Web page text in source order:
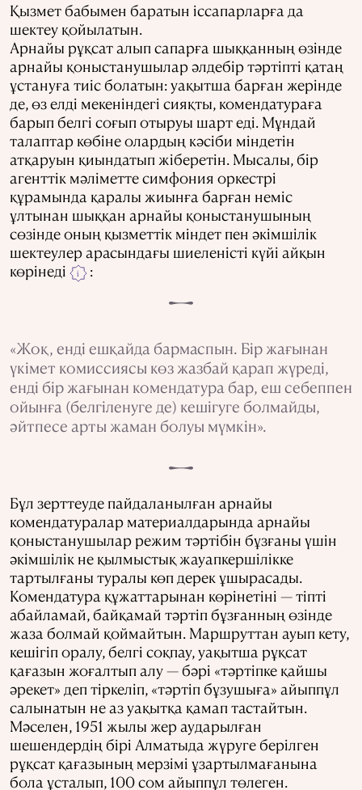
Қызмет бабымен баратын іссапарларға да
шектеу қойылатын.
Арнайы рұқсат алып сапарға шыққанның өзінде
арнайы қоныстанушылар әлдебір тәртіпті қатаң
ұстануға тиіс болатын: уақытша барған жерінде
де, өз елді мекеніндегі сияқты, комендатураға
барып белгі соғып отыруы шарт еді. Мұндай
талаптар көбіне олардың кәсіби міндетін
атқаруын қиындатып жіберетін. Мысалы, бір
агенттік мәліметте симфония оркестрі
құрамында қаралы жиынға барған неміс
ұлтынан шыққан арнайы қоныстанушының
сөзінде оның қызметтік міндет пен әкімшілік
шектеулер арасындағы шиеленісті күйі айқын
көрінеді
i :
«Жоқ, енді ешқайда бармаспын. Бір жағынан
үкімет комиссиясы көз жазбай қарап жүреді,
енді бір жағынан комендатура бар, еш себеппен
ойынға (белгіленуге де) кешігуге болмайды,
әйтпесе арты жаман болуы мүмкін».
Бұл зерттеуде пайдаланылған арнайы
комендатуралар материалдарында арнайы
қоныстанушылар режим тәртібін бұзғаны үшін
әкімшілік не қылмыстық жауапкершілікке
тартылғаны туралы көп дерек ұшырасады.
Комендатура құжаттарынан көрінетіні — тіпті
абайламай, байқамай тәртіп бұзғанның өзінде
жаза болмай қоймайтын. Маршруттан ауып кету,
кешігіп оралу, белгі соқпау, уақытша рұқсат
қағазын жоғалтып алу — бәрі «тәртіпке қайшы
әрекет» деп тіркеліп, «тәртіп бұзушыға» айыппұл
салынатын не аз уақытқа қамап тастайтын.
Мәселен, 1951 жылы жер аударылған
шешендердің бірі Алматыда жүруге берілген
рұқсат қағазының мерзімі ұзартылмағанына
бола ұсталып, 100 сом айыппұл төлеген.